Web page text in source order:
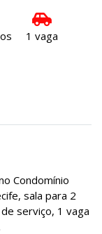
1 vaga
Condomínio
sala para 2
serviço, 1 vaga